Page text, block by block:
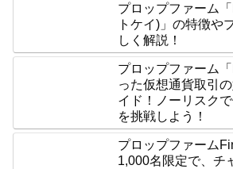
プロップファーム
トケイ)」の特徴や
しく解説！
プロップファーム
った仮想通貨取引
イド！ノーリスクで
を挑戦しよう！
プロップファーム
1,000名限定で、チ